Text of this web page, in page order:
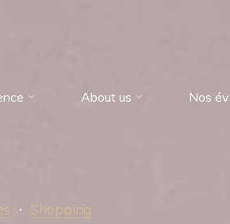
About us Nos
Shopping